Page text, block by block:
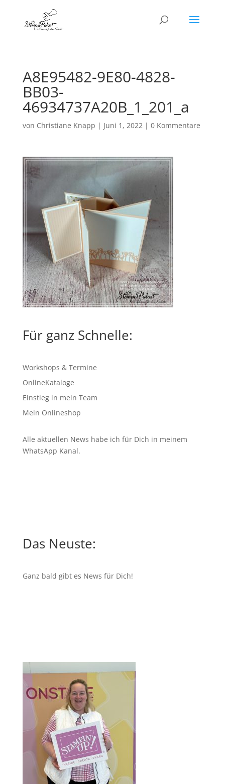
A8E95482-9E80-4828-
BB03-
46934737A20B_1_201_a
von Christiane Knapp | Juni 1, 2022| 0 Kommentare
Für ganz Schnelle:
Workshops & Termine
OnlineKataloge
Einstieg in mein Team
Mein Onlineshop
Alle aktuellen News habe ich für Dich in meinem
WhatsApp Kanal.
Das Neuste:
Ganz bald gibt es News für Dich!